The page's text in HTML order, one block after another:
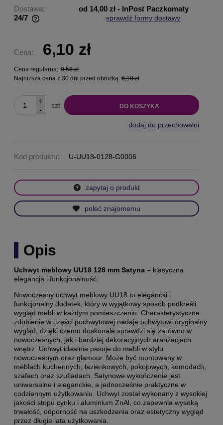
Dostawa:
od 14,00 zł - InPost Paczkomaty
24/7
sprawdź formy dostawy
Cena: 6,10 zł
Cena regularna: 9,58 zł
Najniższa cena z 30 dni przed obniżką: 6,10 zł
-
+
szt DO KOSZYKA
dodaj do przechowalni
Kod produktu: U-UU18-0128-G0006
zapytaj o produkt
poleć znajomemu
Opis
Uchwyt meblowy UU18 128 mm Satyna – klasyczna
elegancja i funkcjonalność.
Nowoczesny uchwyt meblowy UU18 to elegancki i
funkcjonalny dodatek, który w wyjątkowy sposób podkreśli
wygląd mebli w każdym pomieszczeniu. Charakterystyczne
zdobienie w części pochwytowej nadaje uchwytowi oryginalny
wygląd, dzięki czemu doskonale sprawdzi się zarówno w
nowoczesnych, jak i bardziej dekoracyjnych aranżacjach
wnętrz. Uchwyt idealnie pasuje do mebli w stylu
nowoczesnym oraz glamour. Może być montowany w
meblach kuchennych, łazienkowych, pokojowych, komodach,
szafach oraz szufladach. Satynowe wykończenie jest
uniwersalne i eleganckie, a jednocześnie praktyczne w
codziennym użytkowaniu. Uchwyt został wykonany z wysokiej
jakości stopu cynku i aluminium ZnAl, co zapewnia wysoką
trwałość, odporność na uszkodzenia oraz estetyczny wygląd
przez długie lata użytkowania.